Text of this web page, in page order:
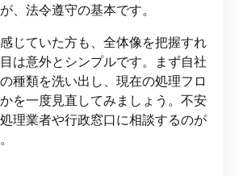
、法令遵守の基本です。
感じていた方も、全体像を把握すれ
は意外とシンプルです。まず自社
種類を洗い出し、現在の処理フロ
を一度見直してみましょう。不安
理業者や行政窓口に相談するのが